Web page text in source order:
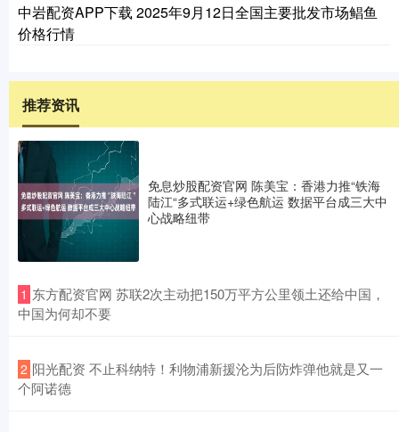
中岩配资APP下载 2025年9月12日全国主要批发市场鲳鱼
价格行情
推荐资讯
免息炒股配资官网 陈美宝：香港力推“铁海
陆江“多式联运+绿色航运 数据平台成三大中
心战略纽带
1 ​东方配资官网 苏联2次主动把150万平方公里领土还给中国，
中国为何却不要
2 ​阳光配资 不止科纳特！利物浦新援沦为后防炸弹他就是又一
个阿诺德